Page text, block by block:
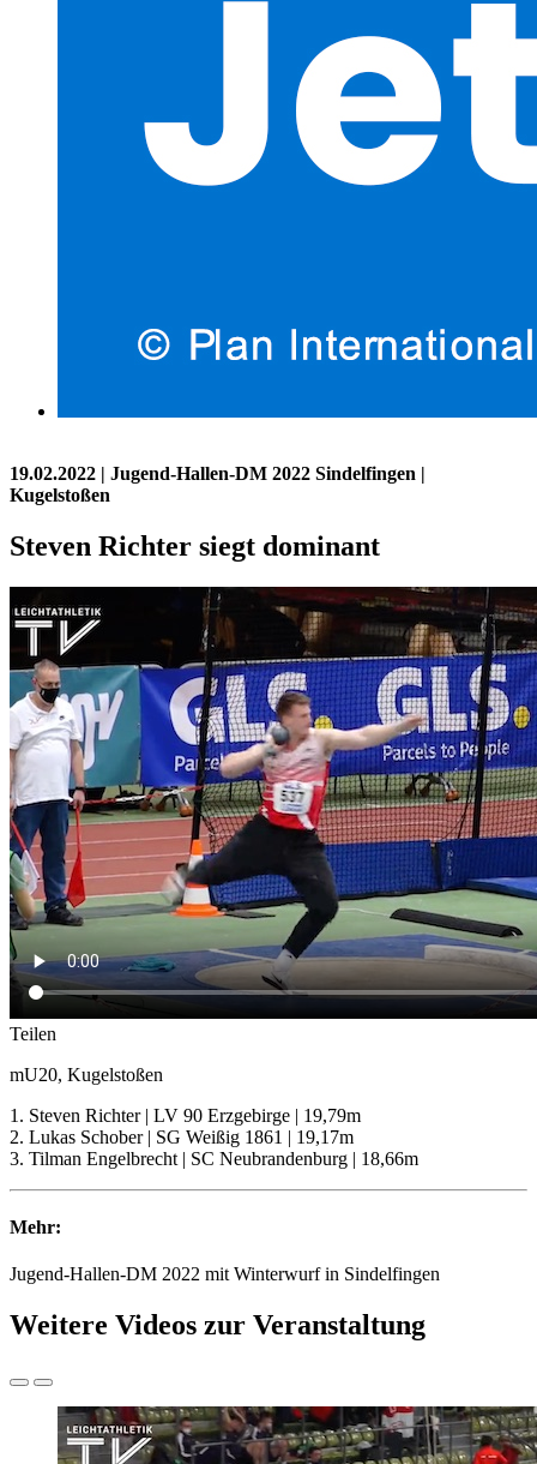
19.02.2022 | Jugend-Hallen-DM 2022 Sindelfingen |
Kugelstoßen
Steven Richter siegt dominant
Teilen
mU20, Kugelstoßen
1. Steven Richter | LV 90 Erzgebirge | 19,79m
2. Lukas Schober | SG Weißig 1861 | 19,17m
3. Tilman Engelbrecht | SC Neubrandenburg | 18,66m
Mehr:
Jugend-Hallen-DM 2022 mit Winterwurf in Sindelfingen
Weitere Videos zur Veranstaltung